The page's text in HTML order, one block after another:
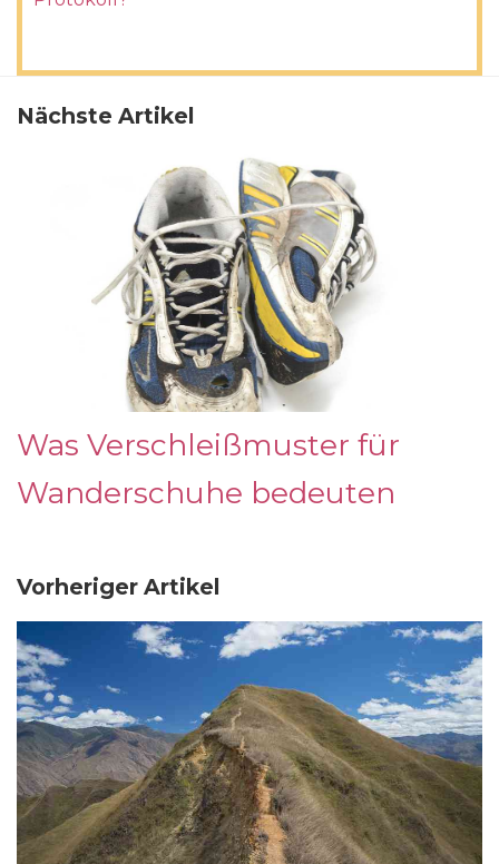
Nächste Artikel
Was Verschleißmuster für
Wanderschuhe bedeuten
Vorheriger Artikel